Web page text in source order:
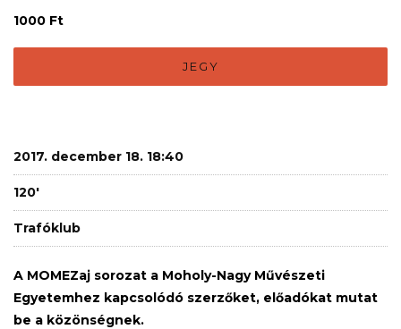
1000 Ft
JEGY
2017. december 18. 18:40
120'
Trafóklub
A MOMEZaj sorozat a Moholy-Nagy Művészeti
Egyetemhez kapcsolódó szerzőket, előadókat mutat
be a közönségnek.